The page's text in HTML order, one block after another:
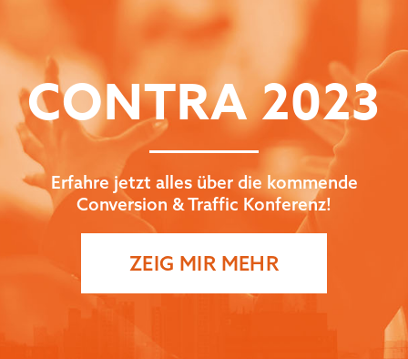
CONTRA2023
Erfahre jetzt alles über die kommende
Conversion & Traffic Konferenz!
ZEIG MIR MEHR